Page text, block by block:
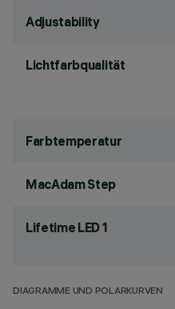
Adjustability
Lichtfarbqualität
Farbtemperatur
MacAdam Step
Lifetime LED 1
DIAGRAMME UND POLARKURVEN